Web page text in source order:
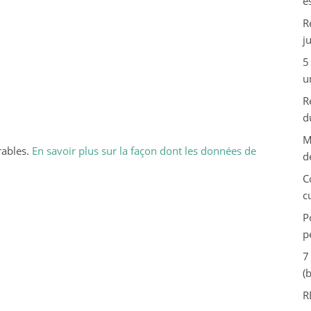
En savoir plus sur la façon dont les données de
7